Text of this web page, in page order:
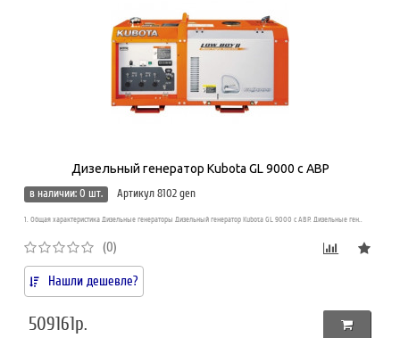
Дизельный генератор Kubota GL 9000 с АВР
в наличии: 0 шт.
Артикул 8102 gen
1. Общая характеристика Дизельные генераторы Дизельный генератор Kubota GL 9000 с АВР. Дизельные ген..
(0)
Нашли дешевле?
509161р.